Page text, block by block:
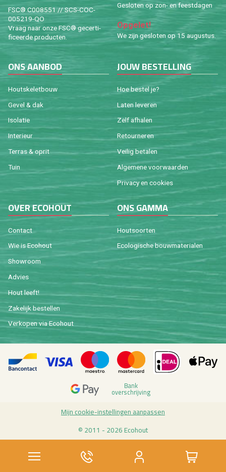
FSC® C008551 // SCS-COC-
005219-QO
Vraag naar onze FSC® ge­cer­ti­
fi­ceer­de pro­duc­ten.
Ge­slo­ten op zon- en feest­da­gen
Op­ge­let!
We zijn ge­slo­ten op 15 au­gus­tus.
ONS AAN­BOD
Houtske­let­bouw
Gevel & dak
Iso­la­tie
In­te­ri­eur
Ter­ras & oprit
Tuin
JOUW BE­STEL­LING
Hoe be­stel je?
Laten le­ve­ren
Zelf af­ha­len
Re­tour­ne­ren
Vei­lig be­ta­len
Al­ge­me­ne voor­waar­den
Pri­va­cy en coo­kies
OVER ECO­HOUT
Con­tact
Wie is Eco­hout
Show­room
Ad­vies
Hout leeft!
Za­ke­lijk be­stel­len
Ver­ko­pen via Eco­hout
ONS GAMMA
Hout­soor­ten
Eco­lo­gi­sche bouw­ma­te­ri­a­len
Bank
over­schrij­ving
Mijn coo­kie-in­stel­lin­gen aan­pas­sen
© 2011 - 2026 Eco­hout